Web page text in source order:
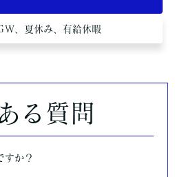
Ｗ、夏休み、有給休暇
る質問
すか？